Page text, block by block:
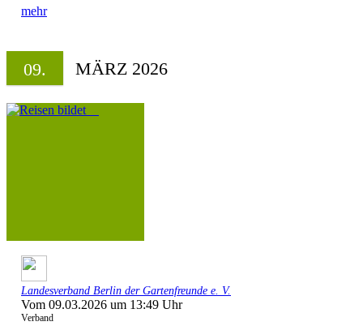
mehr
09. MÄRZ 2026
Landesverband Berlin der Gartenfreunde e. V.
Vom 09.03.2026 um 13:49 Uhr
Verband